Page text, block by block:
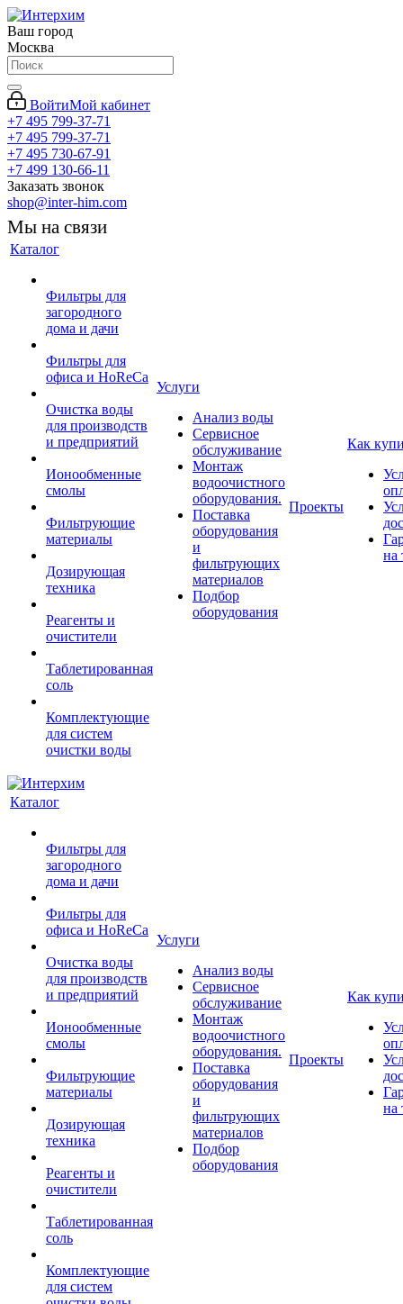
Ваш город
Москва
ВойтиМой кабинет
+7 495 799-37-71
+7 495 799-37-71
+7 495 730-67-91
+7 499 130-66-11
Заказать звонок
shop@inter-him.com
Мы на связи
Каталог
Фильтры для
загородного
дома и дачи
Фильтры для
офиса и HoReCa
Очистка воды
для производств
и предприятий
Ионообменные
смолы
Фильтрующие
материалы
Дозирующая
техника
Реагенты и
очистители
Таблетированная
соль
Комплектующие
для систем
очистки воды
Услуги
Анализ воды
Сервисное
обслуживание
Монтаж
водоочистного
оборудования.
Поставка
оборудования
и
фильтрующих
материалов
Подбор
оборудования
Проекты
Как
на
Каталог
Фильтры для
загородного
дома и дачи
Фильтры для
офиса и HoReCa
Очистка воды
для производств
и предприятий
Ионообменные
смолы
Фильтрующие
материалы
Дозирующая
техника
Реагенты и
очистители
Таблетированная
соль
Комплектующие
для систем
Услуги
Анализ воды
Сервисное
обслуживание
Монтаж
водоочистного
оборудования.
Поставка
оборудования
и
фильтрующих
материалов
Подбор
оборудования
Проекты
Как
на